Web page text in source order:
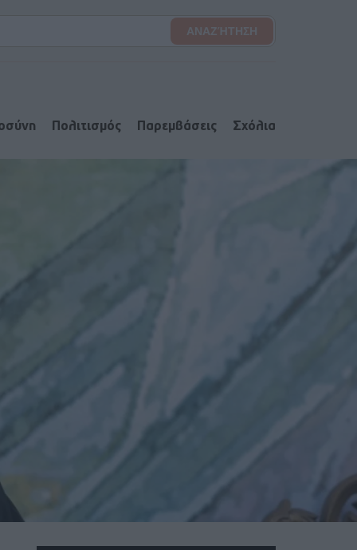
Πολιτισμός Παρεμβάσεις Σχόλια